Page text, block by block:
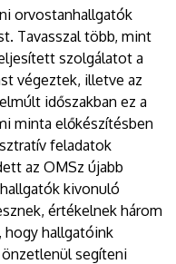
orvostanhallgatók
Tavasszal több, mint
szolgálatot a
végeztek, illetve az
időszakban ez a
minta előkészítésben
feladatok
az OMSz újabb
kivonuló
értékelnek három
hogy hallgatóink
segíteni